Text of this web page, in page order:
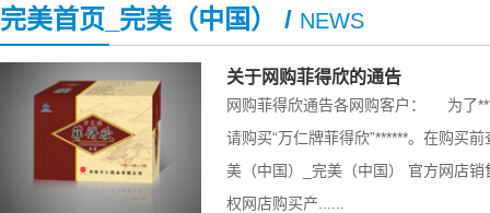
完美首页_完美（中国） / NEWS
关于网购菲得欣的通告
网购菲得欣通告各网购客户： 为了
请购买“万仁牌菲得欣”******。在购买
美（中国）_完美（中国） 官方网店
权网店购买产......